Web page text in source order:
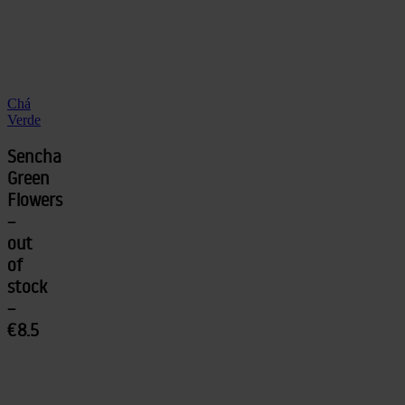
Chá
Verde
Sencha
Green
Flowers
–
out
of
stock
–
€8.5